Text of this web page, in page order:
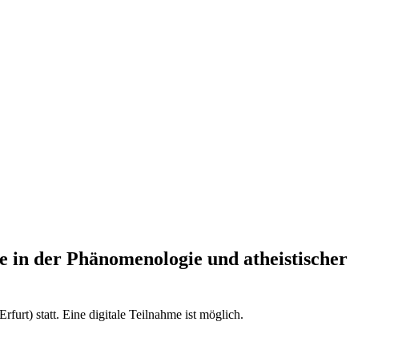
in der Phänomenologie und atheistischer
statt. Eine digitale Teilnahme ist möglich.